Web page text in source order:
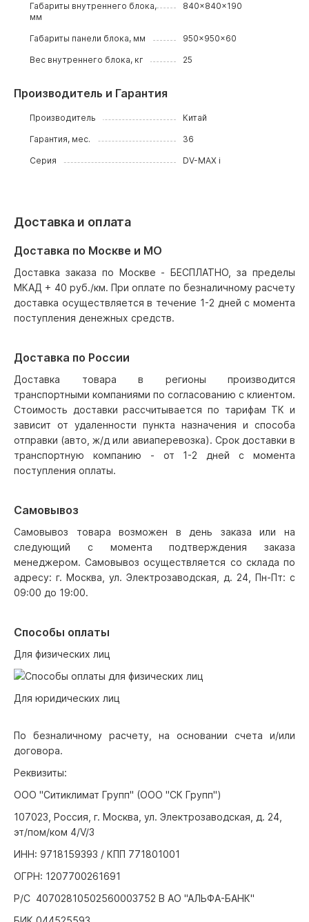
Габариты внутреннего блока,
мм
840x840x190
Габариты панели блока, мм 950x950x60
Вес внутреннего блока, кг 25
Производитель и Гарантия
Производитель Китай
Гарантия, мес. 36
Серия DV-MAX i
Доставка и оплата
Доставка по Москве и МО
Доставка заказа по Москве - БЕСПЛАТНО, за пределы
МКАД + 40 руб./км. При оплате по безналичному расчету
доставка осуществляется в течение 1-2 дней с момента
поступления денежных средств.
Доставка по России
Доставка товара в регионы производится
транспортными компаниями по согласованию с клиентом.
Стоимость доставки рассчитывается по тарифам ТК и
зависит от удаленности пункта назначения и способа
отправки (авто, ж/д или авиаперевозка). Срок доставки в
транспортную компанию - от 1-2 дней с момента
поступления оплаты.
Самовывоз
Самовывоз товара возможен в день заказа или на
следующий с момента подтверждения заказа
менеджером. Самовывоз осуществляется со склада по
адресу: г. Москва, ул. Электрозаводская, д. 24, Пн-Пт: с
09:00 до 19:00.
Способы оплаты
Для физических лиц
Для юридических лиц
По безналичному расчету, на основании счета и/или
договора.
Реквизиты:
ООО "Ситиклимат Групп" (ООО "СК Групп")
107023, Россия, г. Москва, ул. Электрозаводская, д. 24,
эт/пом/ком 4/V/3
ИНН: 9718159393 / КПП 771801001
ОГРН: 1207700261691
Р/С 40702810502560003752 В АО "АЛЬФА-БАНК"